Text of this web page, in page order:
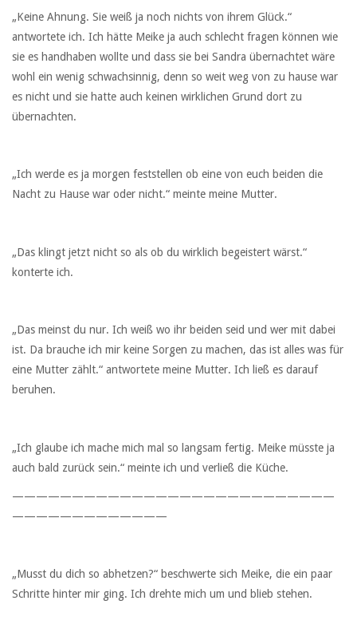
„Keine Ahnung. Sie weiß ja noch nichts von ihrem Glück.“
antwortete ich. Ich hätte Meike ja auch schlecht fragen können wie
sie es handhaben wollte und dass sie bei Sandra übernachtet wäre
wohl ein wenig schwachsinnig, denn so weit weg von zu hause war
es nicht und sie hatte auch keinen wirklichen Grund dort zu
übernachten.
„Ich werde es ja morgen feststellen ob eine von euch beiden die
Nacht zu Hause war oder nicht.“ meinte meine Mutter.
„Das klingt jetzt nicht so als ob du wirklich begeistert wärst.“
konterte ich.
„Das meinst du nur. Ich weiß wo ihr beiden seid und wer mit dabei
ist. Da brauche ich mir keine Sorgen zu machen, das ist alles was für
eine Mutter zählt.“ antwortete meine Mutter. Ich ließ es darauf
beruhen.
„Ich glaube ich mache mich mal so langsam fertig. Meike müsste ja
auch bald zurück sein.“ meinte ich und verließ die Küche.
———————————————————————————
—————————————
„Musst du dich so abhetzen?“ beschwerte sich Meike, die ein paar
Schritte hinter mir ging. Ich drehte mich um und blieb stehen.